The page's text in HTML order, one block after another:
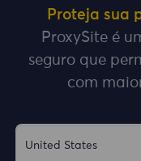
Proteja sua
ProxySite é
seguro que
com
United States